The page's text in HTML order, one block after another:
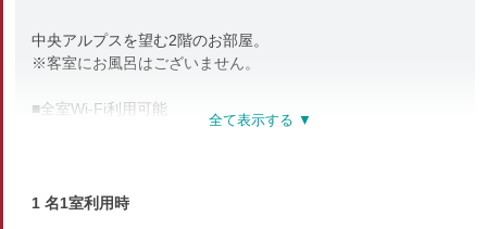
中央アルプスを望む2階のお部屋。
※客室にお風呂はございません。
■全室Wi-Fi利用可能
1 名1室利用時